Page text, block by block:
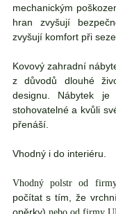
mechanickým
hran zvyšují
zvyšují komfort při
Kovový zahradní
z důvodů dlouhé
designu. Nábytek je
stohovatelné a kvůli
přenáší.
Vhodný i do interiéru.
Vhodný polstr od
počítat s tím, že